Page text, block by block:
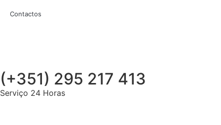
Contactos
(+351) 295 217 413
Serviço 24 Horas